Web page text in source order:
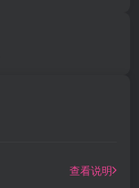
查看说明